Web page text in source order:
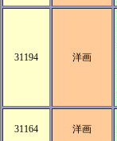
31194 洋画
31164 洋画